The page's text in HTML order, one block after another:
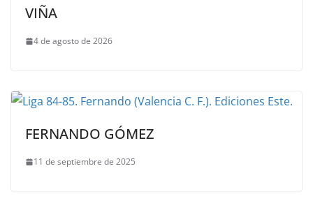
VIÑA
4 de agosto de 2026
FERNANDO GÓMEZ
11 de septiembre de 2025